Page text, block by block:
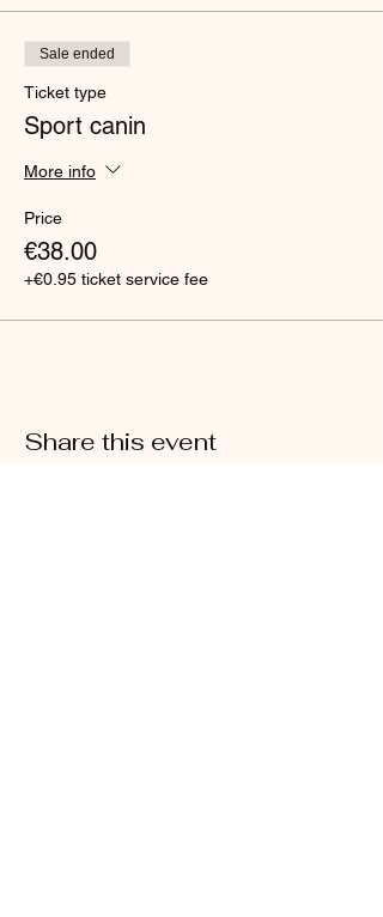
Sale ended
Ticket type
Sport canin
More info
Price
€38.00
+€0.95 ticket service fee
Share this event